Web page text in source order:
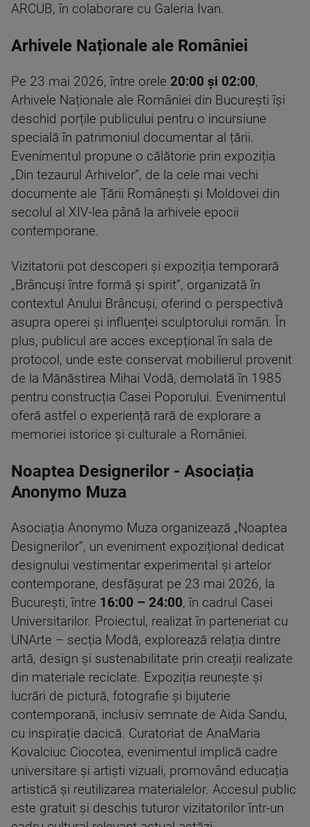
ARCUB, în colaborare cu Galeria Ivan.
Arhivele Naționale ale României
Pe 23 mai 2026, între orele 20:00 și 02:00,
Arhivele Naționale ale României din București își
deschid porțile publicului pentru o incursiune
specială în patrimoniul documentar al țării.
Evenimentul propune o călătorie prin expoziția
„Din tezaurul Arhivelor”, de la cele mai vechi
documente ale Țării Românești și Moldovei din
secolul al XIV-lea până la arhivele epocii
contemporane.
Vizitatorii pot descoperi și expoziția temporară
„Brâncuși între formă și spirit”, organizată în
contextul Anului Brâncuși, oferind o perspectivă
asupra operei și influenței sculptorului român. În
plus, publicul are acces excepțional în sala de
protocol, unde este conservat mobilierul provenit
de la Mănăstirea Mihai Vodă, demolată în 1985
pentru construcția Casei Poporului. Evenimentul
oferă astfel o experiență rară de explorare a
memoriei istorice și culturale a României.
Noaptea Designerilor - Asociația
Anonymo Muza
Asociația Anonymo Muza organizează „Noaptea
Designerilor”, un eveniment expozițional dedicat
designului vestimentar experimental și artelor
contemporane, desfășurat pe 23 mai 2026, la
București, între 16:00 – 24:00, în cadrul Casei
Universitarilor. Proiectul, realizat în parteneriat cu
UNArte – secția Modă, explorează relația dintre
artă, design și sustenabilitate prin creații realizate
din materiale reciclate. Expoziția reunește și
lucrări de pictură, fotografie și bijuterie
contemporană, inclusiv semnate de Aida Sandu,
cu inspirație dacică. Curatoriat de AnaMaria
Kovalciuc Ciocotea, evenimentul implică cadre
universitare și artiști vizuali, promovând educația
artistică și reutilizarea materialelor. Accesul public
este gratuit și deschis tuturor vizitatorilor într-un